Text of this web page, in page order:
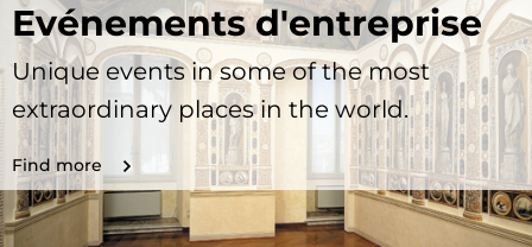
Evénements d'entreprise
Unique events in some of the most
extraordinary places in the world.
Find more